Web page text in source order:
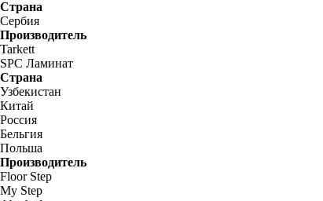
Страна
Сербия
Производитель
Tarkett
SPC Ламинат
Страна
Узбекистан
Китай
Россия
Бельгия
Польша
Производитель
Floor Step
My Step